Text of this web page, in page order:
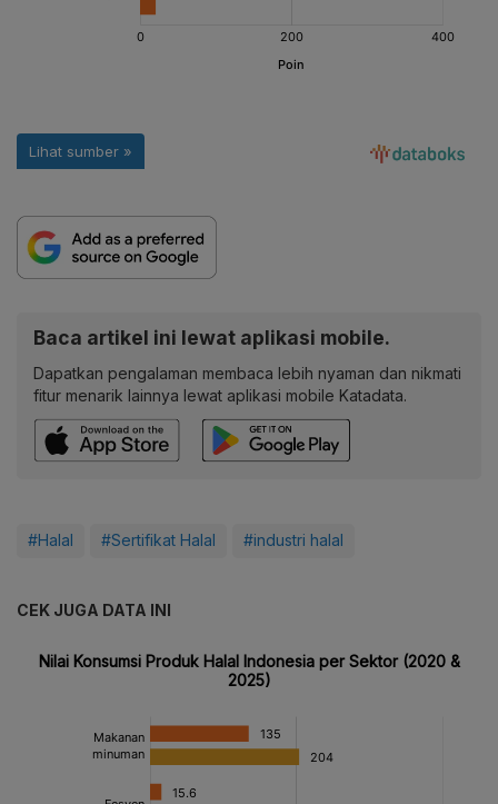
Baca artikel ini lewat aplikasi mobile.
Dapatkan pengalaman membaca lebih nyaman dan nikmati
fitur menarik lainnya lewat aplikasi mobile Katadata.
#Halal #Sertifikat Halal #industri halal
CEK JUGA DATA INI